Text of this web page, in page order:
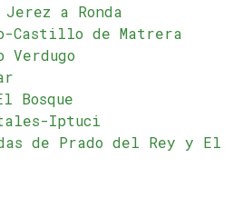
a Ronda
Castillo de Matrera
Bosque
Iptuci
de Prado del Rey y El